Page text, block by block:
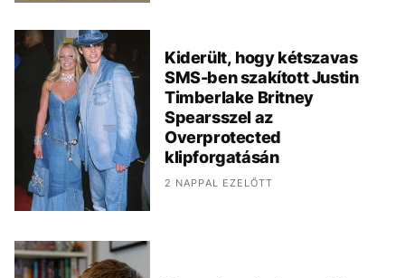
Kiderült, hogy kétszavas
SMS-ben szakított Justin
Timberlake Britney
Spearsszel az
Overprotected
klipforgatásán
2 NAPPAL EZELŐTT